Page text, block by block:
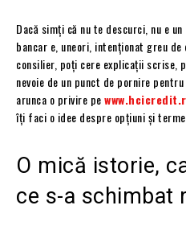
Dacă simți că nu te descurci, nu e
bancar e, uneori, intenționat greu
consilier, poți cere explicații scrise,
nevoie de un punct de pornire
arunca o privire pe
îți faci o idee despre opțiuni și
O mică istorie,
ce s-a schimbat